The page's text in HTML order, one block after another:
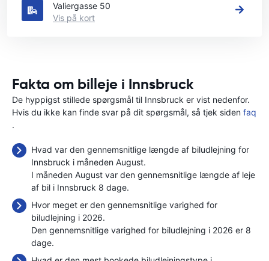
Valiergasse 50
Vis på kort
Fakta om billeje i Innsbruck
De hyppigst stillede spørgsmål til Innsbruck er vist nedenfor.
Hvis du ikke kan finde svar på dit spørgsmål, så tjek siden faq
.
Hvad var den gennemsnitlige længde af biludlejning for
Innsbruck i måneden August.
I måneden August var den gennemsnitlige længde af leje
af bil i Innsbruck 8 dage.
Hvor meget er den gennemsnitlige varighed for
biludlejning i 2026.
Den gennemsnitlige varighed for biludlejning i 2026 er 8
dage.